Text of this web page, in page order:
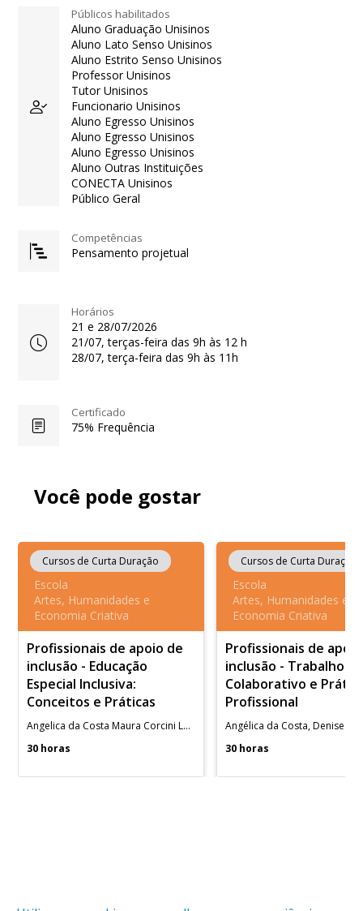
Públicos habilitados
Aluno Graduação Unisinos
Aluno Lato Senso Unisinos
Aluno Estrito Senso Unisinos
Professor Unisinos
Tutor Unisinos
Funcionario Unisinos
Aluno Egresso Unisinos
Aluno Egresso Unisinos
Aluno Egresso Unisinos
Aluno Outras Instituições
CONECTA Unisinos
Público Geral
Competências
Pensamento projetual
Horários
21 e 28/07/2026
21/07, terças-feira das 9h às 12 h
28/07, terça-feira das 9h às 11h
Certificado
75% Frequência
Você pode gostar
Cursos de Curta Duração
Escola
Artes, Humanidades e
Economia Criativa
Profissionais de apoio de
inclusão - Educação
Especial Inclusiva:
Conceitos e Práticas
Angelica da Costa Maura Corcini Lopes
30 horas
Cursos de Curta Duração
Escola
Artes, Humanidades e
Economia Criativa
Profissionais de
inclusão - Trabalho
Colaborativo e
Profissional
30 horas